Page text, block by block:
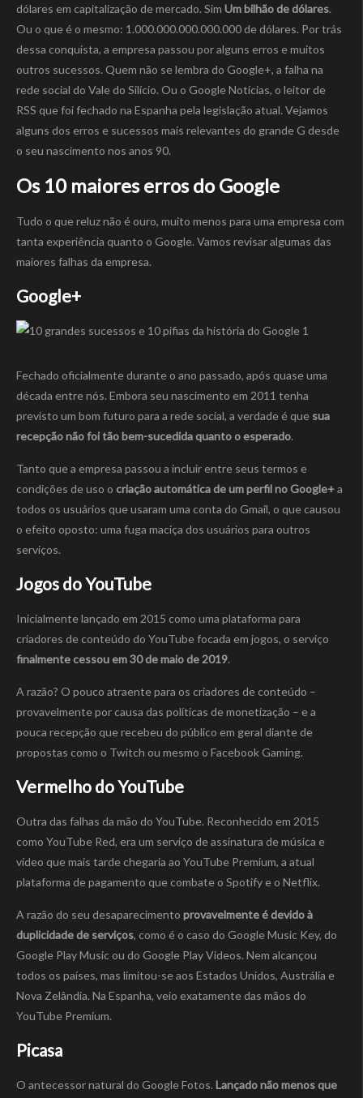
dólares em capitalização de mercado. Sim Um bilhão de dólares.
Ou o que é o mesmo: 1.000.000.000.000.000 de dólares. Por trás
dessa conquista, a empresa passou por alguns erros e muitos
outros sucessos. Quem não se lembra do Google+, a falha na
rede social do Vale do Silício. Ou o Google Notícias, o leitor de
RSS que foi fechado na Espanha pela legislação atual. Vejamos
alguns dos erros e sucessos mais relevantes do grande G desde
o seu nascimento nos anos 90.
Os 10 maiores erros do Google
Tudo o que reluz não é ouro, muito menos para uma empresa com
tanta experiência quanto o Google. Vamos revisar algumas das
maiores falhas da empresa.
Google+
Fechado oficialmente durante o ano passado, após quase uma
década entre nós. Embora seu nascimento em 2011 tenha
previsto um bom futuro para a rede social, a verdade é que sua
recepção não foi tão bem-sucedida quanto o esperado.
Tanto que a empresa passou a incluir entre seus termos e
condições de uso o criação automática de um perfil no Google+a
todos os usuários que usaram uma conta do Gmail, o que causou
o efeito oposto: uma fuga maciça dos usuários para outros
serviços.
Jogos do YouTube
Inicialmente lançado em 2015 como uma plataforma para
criadores de conteúdo do YouTube focada em jogos, o serviço
finalmente cessou em 30 de maio de 2019.
A razão? O pouco atraente para os criadores de conteúdo –
provavelmente por causa das políticas de monetização – e a
pouca recepção que recebeu do público em geral diante de
propostas como o Twitch ou mesmo o Facebook Gaming.
Vermelho do YouTube
Outra das falhas da mão do YouTube. Reconhecido em 2015
como YouTube Red, era um serviço de assinatura de música e
vídeo que mais tarde chegaria ao YouTube Premium, a atual
plataforma de pagamento que combate o Spotify e o Netflix.
A razão do seu desaparecimento provavelmente é devido à
duplicidade de serviços, como é o caso do Google Music Key, do
Google Play Music ou do Google Play Videos. Nem alcançou
todos os países, mas limitou-se aos Estados Unidos, Austrália e
Nova Zelândia. Na Espanha, veio exatamente das mãos do
YouTube Premium.
Picasa
O antecessor natural do Google Fotos. Lançado não menos que